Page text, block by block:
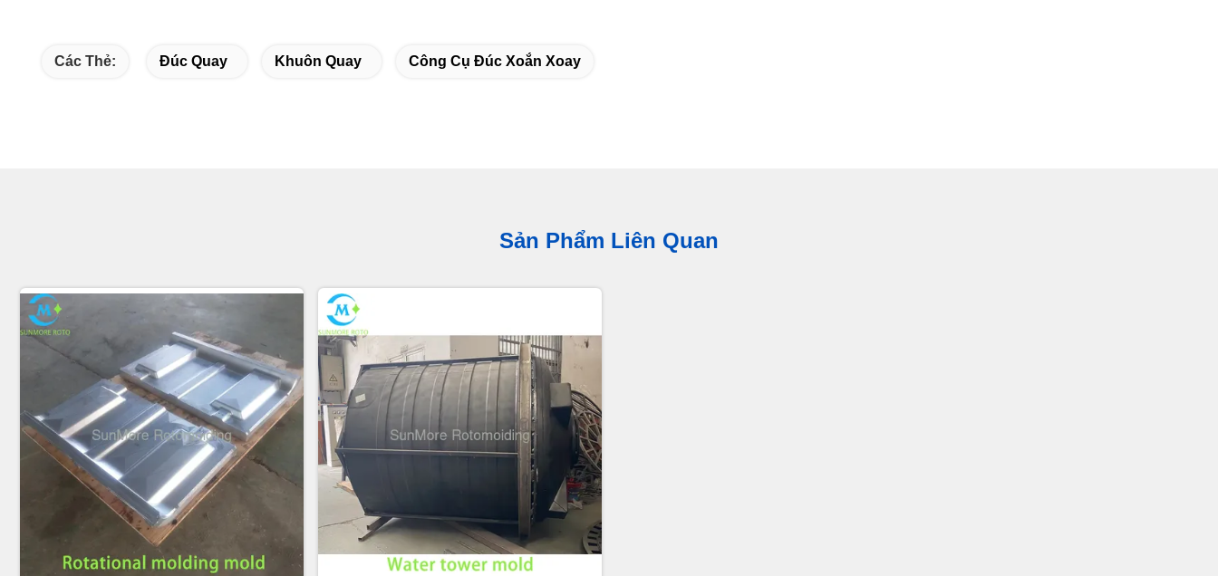
Các Thẻ: Đúc Quay Khuôn Quay Công Cụ Đúc Xoắn Xoay
Sản Phẩm Liên Quan